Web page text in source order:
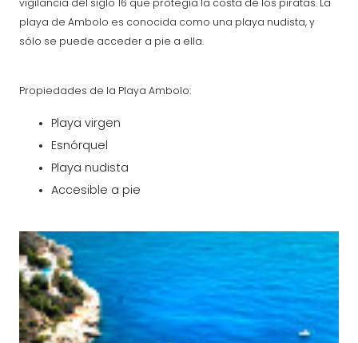
vigilancia del siglo 16 que protegía la costa de los piratas. La
playa de Ambolo es conocida como una playa nudista, y
sólo se puede acceder a pie a ella.
Propiedades de la Playa Ambolo:
Playa virgen
Esnórquel
Playa nudista
Accesible a pie